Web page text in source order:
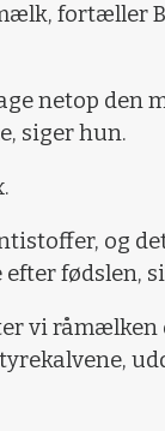
fortæller
netop den
siger hun.
og
fødslen,
vi råmælken